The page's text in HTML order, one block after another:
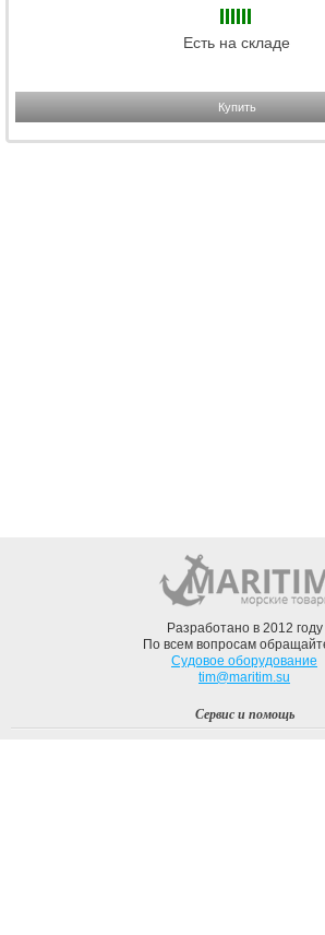
Есть на складе
Купить
Разработано в 2012 году
По всем вопросам
Судовое оборудование
tim@maritim.su
Сервис и помощь